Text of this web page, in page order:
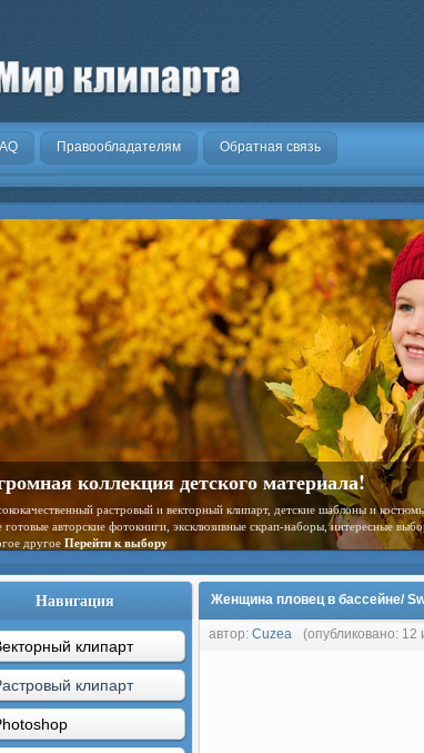
Правообладателям Обратная связь
коллекция детского материала!
растровый и векторный клипарт, детские шаблоны и
готовые авторские фотокниги, эксклюзивные скрап-наборы, интересные
другое Перейти к выбору
Навигация
клипарт
клипарт
Женщина пловец в бассейне/
автор: Cuzea (опубликовано: 12